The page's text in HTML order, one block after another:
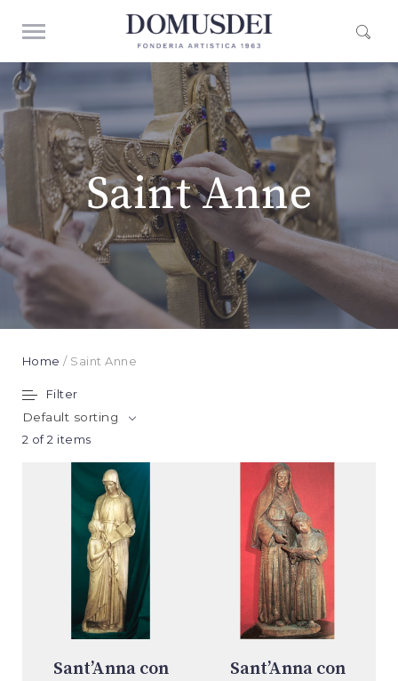
Saint Anne
Home / Saint Anne
2 of 2 items
Default sorting
Filter
Sant’Anna con
Sant’Anna con